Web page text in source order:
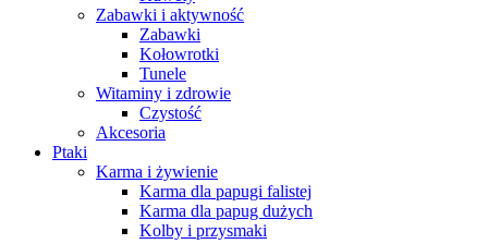
Zabawki i aktywność
Zabawki
Kołowrotki
Tunele
Witaminy i zdrowie
Czystość
Akcesoria
Ptaki
Karma i żywienie
Karma dla papugi falistej
Karma dla papug dużych
Kolby i przysmaki